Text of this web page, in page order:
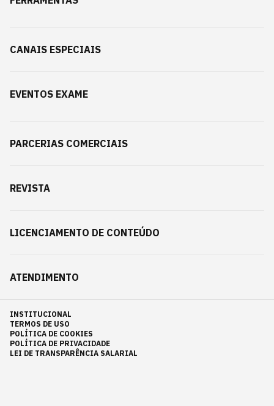
CANAIS ESPECIAIS
EVENTOS EXAME
PARCERIAS COMERCIAIS
REVISTA
LICENCIAMENTO DE CONTEÚDO
ATENDIMENTO
INSTITUCIONAL
TERMOS DE USO
POLÍTICA DE COOKIES
POLÍTICA DE PRIVACIDADE
LEI DE TRANSPARÊNCIA SALARIAL